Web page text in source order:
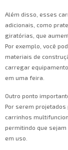
Além disso, esses
adicionais, como
giratórias, que
Por exemplo, você
materiais de
carregar
em uma feira.
Outro ponto
Por serem
carrinhos
permitindo que
em uso.